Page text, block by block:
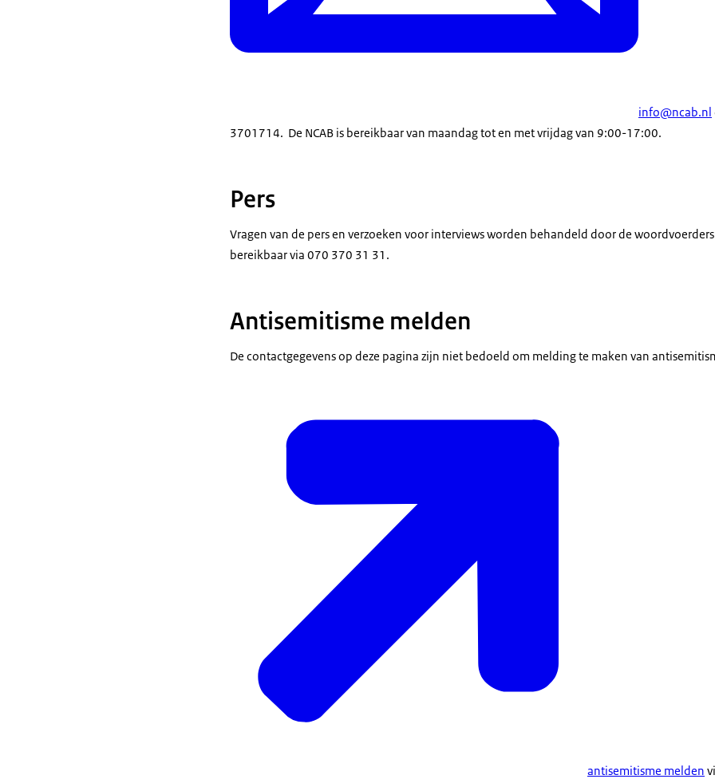
info@ncab.nl
3701714. De NCAB is bereikbaar van maandag tot en met vrijdag van 9:00-17:00.
Pers
Vragen van de pers en verzoeken voor interviews worden behandeld door de woordvoerders
bereikbaar via 070 370 31 31.
Antisemitisme melden
De contactgegevens op deze pagina zijn niet bedoeld om melding te maken van
antisemitisme melden